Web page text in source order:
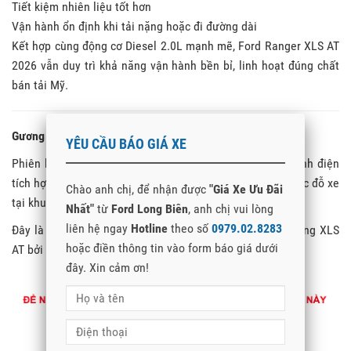
Tiết kiệm nhiên liệu tốt hơn
Vận hành ổn định khi tải nặng hoặc đi đường dài
Kết hợp cùng động cơ Diesel 2.0L mạnh mẽ, Ford Ranger XLS AT
2026 vẫn duy trì khả năng vận hành bền bỉ, linh hoạt đúng chất
bán tải Mỹ.
Gương gập điện tăng tính tiện dụng hàng ngày
Phiên bản mới còn được nâng cấp gương chiếu hậu chỉnh điện
tích hợp gập điện tiện lợi hơn khi di chuyển trong phố hoặc đỗ xe
tại khu vực hẹp.
Đây là trang bị được nhiều khách hàng mong chờ trên dòng XLS
AT bởi giúp tăng tính thực dụng và hiện đại cho xe.
YÊU CẦU BÁO GIÁ XE
Chào anh chị, để nhận được "Giá Xe Ưu Đãi
Nhất" từ Ford Long Biên, anh chị vui lòng
liên hệ ngay Hotline theo số 0979.02.8283
hoặc điền thông tin vào form báo giá dưới
đây. Xin cảm ơn!